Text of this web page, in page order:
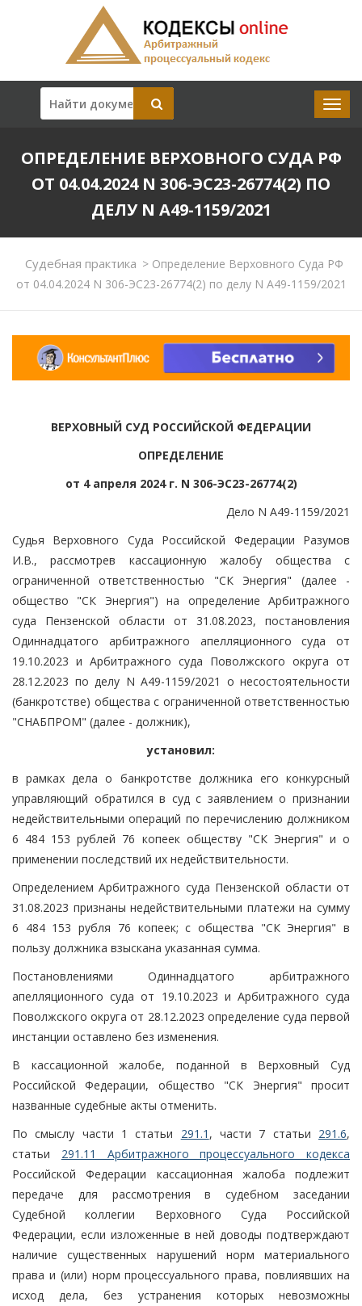
ОПРЕДЕЛЕНИЕ ВЕРХОВНОГО СУДА РФ
ОТ 04.04.2024 N 306-ЭС23-26774(2) ПО
ДЕЛУ N А49-1159/2021
Судебная практика >Определение Верховного Суда РФ
от 04.04.2024 N 306-ЭС23-26774(2) по делу N А49-1159/2021
ВЕРХОВНЫЙ СУД РОССИЙСКОЙ ФЕДЕРАЦИИ
ОПРЕДЕЛЕНИЕ
от 4 апреля 2024 г. N 306-ЭС23-26774(2)
Дело N А49-1159/2021
Судья Верховного Суда Российской Федерации Разумов
И.В., рассмотрев кассационную жалобу общества с
ограниченной ответственностью "СК Энергия" (далее -
общество "СК Энергия") на определение Арбитражного
суда Пензенской области от 31.08.2023, постановления
Одиннадцатого арбитражного апелляционного суда от
19.10.2023 и Арбитражного суда Поволжского округа от
28.12.2023 по делу N А49-1159/2021 о несостоятельности
(банкротстве) общества с ограниченной ответственностью
"СНАБПРОМ" (далее - должник),
установил:
в рамках дела о банкротстве должника его конкурсный
управляющий обратился в суд с заявлением о признании
недействительными операций по перечислению должником
6 484 153 рублей 76 копеек обществу "СК Энергия" и о
применении последствий их недействительности.
Определением Арбитражного суда Пензенской области от
31.08.2023 признаны недействительными платежи на сумму
6 484 153 рубля 76 копеек; с общества "СК Энергия" в
пользу должника взыскана указанная сумма.
Постановлениями Одиннадцатого арбитражного
апелляционного суда от 19.10.2023 и Арбитражного суда
Поволжского округа от 28.12.2023 определение суда первой
инстанции оставлено без изменения.
В кассационной жалобе, поданной в Верховный Суд
Российской Федерации, общество "СК Энергия" просит
названные судебные акты отменить.
По смыслу части 1 статьи 291.1 , части 7 статьи 291.6,
статьи 291.11 Арбитражного процессуального кодекса
Российской Федерации кассационная жалоба подлежит
передаче для рассмотрения в судебном заседании
Судебной коллегии Верховного Суда Российской
Федерации, если изложенные в ней доводы подтверждают
наличие существенных нарушений норм материального
права и (или) норм процессуального права, повлиявших на
исход дела, без устранения которых невозможны